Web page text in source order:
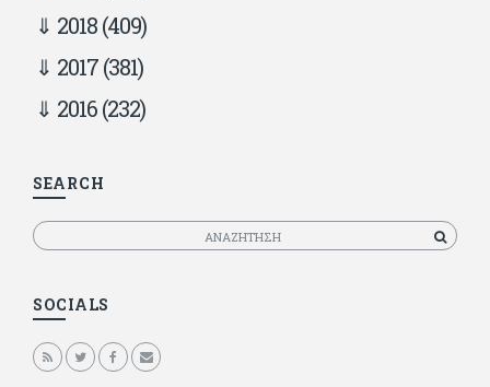
2018(409)
2017(381)
2016(232)
SEARCH
Αναζητηση
SOCIALS